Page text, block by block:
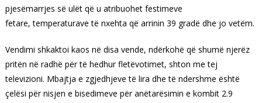
pjesëmarrjes së ulët që u atribuohet festimeve
fetare, temperaturave të nxehta që arrinin 39 gradë dhe jo vetëm.
Vendimi shkaktoi kaos në disa vende, ndërkohë që shumë njerëz
pritën në radhë për të hedhur fletëvotimet, shton me tej
televizioni. Mbajtja e zgjedhjeve të lira dhe të ndershme është
çelësi për nisjen e bisedimeve për anëtarësimin e kombit 2.9